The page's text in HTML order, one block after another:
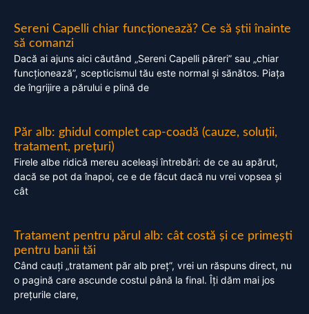
Sereni Capelli chiar funcționează? Ce să știi înainte
să comanzi
Dacă ai ajuns aici căutând „Sereni Capelli păreri” sau „chiar
funcționează”, scepticismul tău este normal și sănătos. Piața
de îngrijire a părului e plină de
Păr alb: ghidul complet cap-coadă (cauze, soluții,
tratament, prețuri)
Firele albe ridică mereu aceleași întrebări: de ce au apărut,
dacă se pot da înapoi, ce e de făcut dacă nu vrei vopsea și
cât
Tratament pentru părul alb: cât costă și ce primești
pentru banii tăi
Când cauți „tratament păr alb preț”, vrei un răspuns direct, nu
o pagină care ascunde costul până la final. Îți dăm mai jos
prețurile clare,